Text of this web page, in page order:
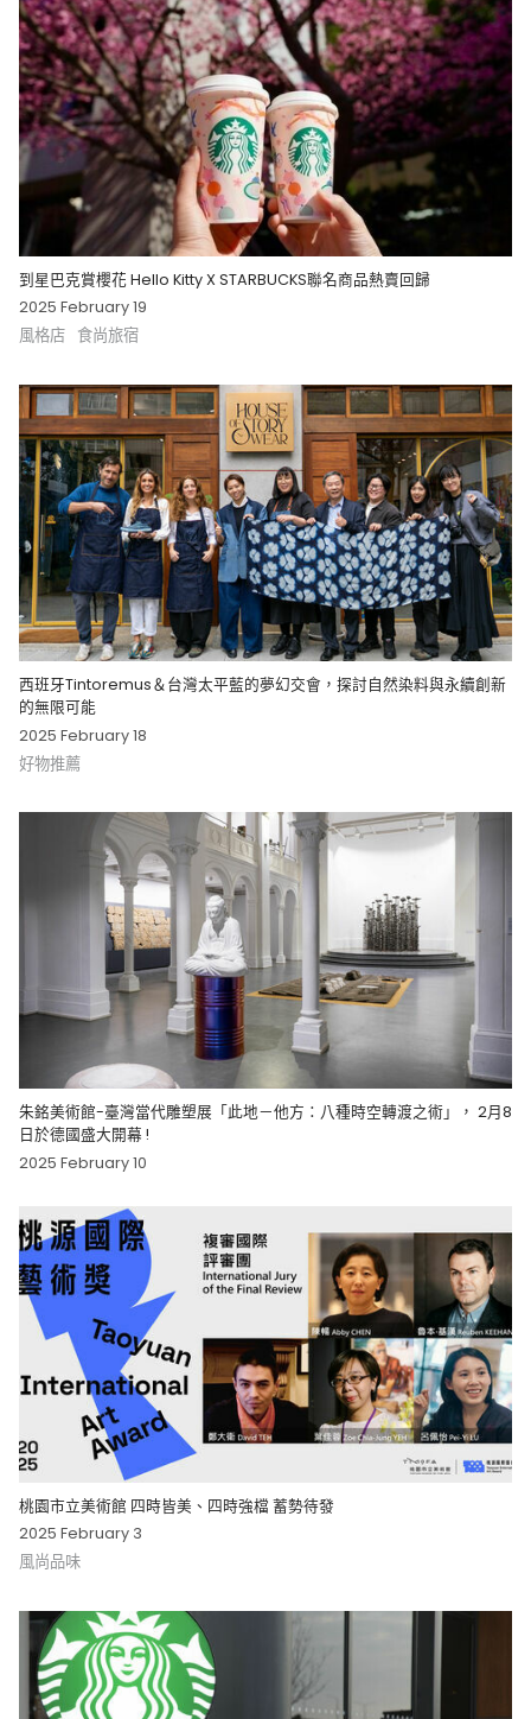
到星巴克賞櫻花 Hello Kitty X STARBUCKS聯名商品熱賣回歸
2025 February 19
風格店 食尚旅宿
西班牙Tintoremus＆台灣太平藍的夢幻交會，探討自然染料與永續創新
的無限可能
2025 February 18
好物推薦
朱銘美術館-臺灣當代雕塑展「此地－他方：八種時空轉渡之術」， 2月8
日於德國盛大開幕 !
2025 February 10
桃園市立美術館 四時皆美、四時強檔 蓄勢待發
2025 February 3
風尚品味